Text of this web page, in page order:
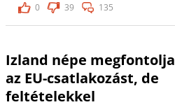
0
39 135
Izland népe megfontolja
az EU-csatlakozást, de
feltételekkel